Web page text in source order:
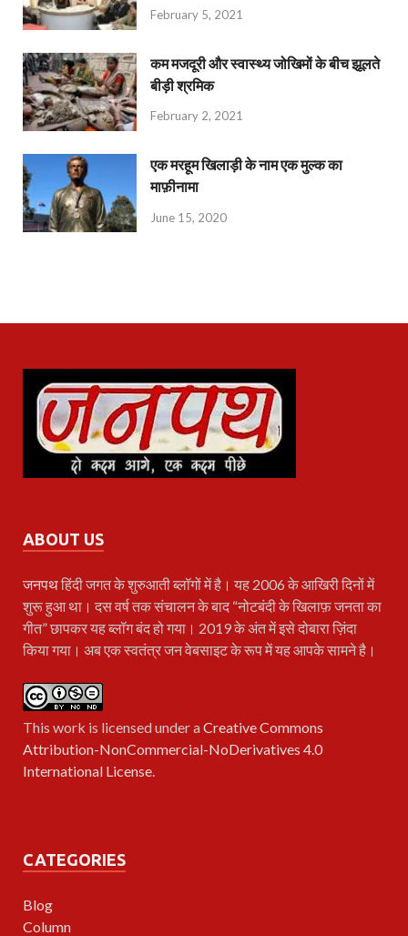
February 5, 2021
कम मजदूरी और स्वास्थ्य जोखिमों के बीच झूलते
बीड़ी श्रमिक
February 2, 2021
एक मरहूम खिलाड़ी के नाम एक मुल्क का
माफ़ीनामा
June 15, 2020
ABOUT US
जनपथहिंदी जगत के शुरुआती ब्लॉगों में है। यह 2006 के आखिरी दिनों में
शुरू हुआ था। दस वर्ष तक संचालन के बाद “नोटबंदी के खिलाफ़ जनता का
गीत” छापकर यह ब्लॉग बंद हो गया। 2019 के अंत में इसे दोबारा ज़िंदा
किया गया। अब एक स्वतंत्र जन वेबसाइट के रूप में यह आपके सामने है।
This work is licensed under aCreative Commons
Attribution-NonCommercial-NoDerivatives 4.0
International License.
CATEGORIES
Blog
Column